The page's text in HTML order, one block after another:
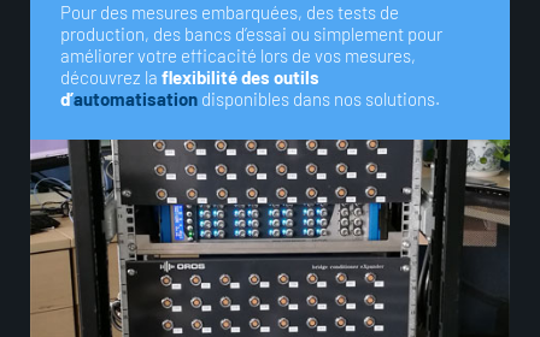
Pour des mesures embarquées, des tests de
production, des bancs d’essai ou simplement pour
améliorer votre efficacité lors de vos mesures,
découvrez la flexibilité des outils
d’automatisation disponibles dans nos solutions.